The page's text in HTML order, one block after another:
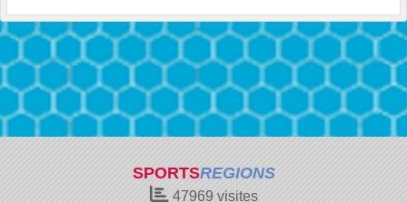
SPORTSREGIONS
47969 visites